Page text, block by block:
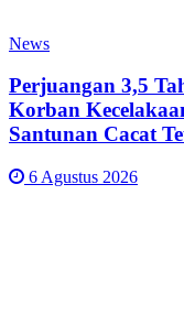
News
Perjuangan 3,5
Korban
Santunan Cacat
6 Agustus 2026